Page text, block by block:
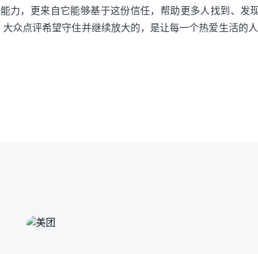
力，更来自它能够基于这份信任，帮助更多人找到、发
众点评希望守住并继续放大的，是让每一个热爱生活的